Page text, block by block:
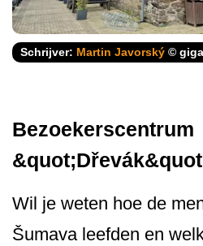
Schrijver: Martin Javorský ©
Bezoekerscentrum
Wil je weten hoe de
Šumava leefden en